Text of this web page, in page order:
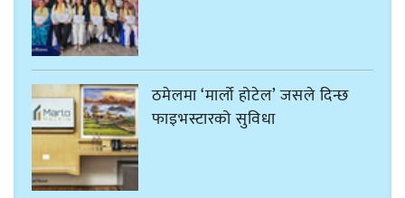
ठमेलमा ‘मार्लो होटेल’ जसले दिन्छ
फाइभस्टारको सुविधा